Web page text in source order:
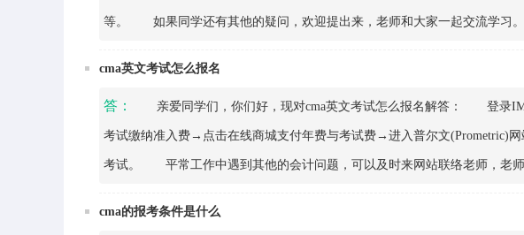
等。 如果同学还有其他的疑问，欢迎提出来，老师和大家一起交流学习。
cma英文考试怎么报名
答： 亲爱同学们，你们好，现对cma英文考试怎么报名解答： 登录
考试缴纳准入费→点击在线商城支付年费与考试费→进入普尔文(Prometric)
考试。 平常工作中遇到其他的会计问题，可以及时来网站联络老师，老师
cma的报考条件是什么